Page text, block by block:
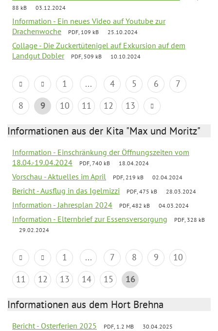
88 kB
03.12.2024
Information - Ein neues Video auf Youtube zur
Drachenwoche
PDF, 109 kB 25.10.2024
Collage - Die Zuckertütenigel auf Exkursion auf dem
Landgut Dobler
PDF, 509 kB 10.10.2024
1 ... 4 5 6
7
8
9 10 11 12 13
Informationen aus der Kita "Max und Moritz"
Information - Einschränkung der Öffnungszeiten vom
18.04.-19.04.2024
PDF, 740 kB 18.04.2024
Vorschau - Aktuelles im April PDF, 219 kB 02.04.2024
Bericht - Ausflug in das Igelmizzi PDF, 475 kB 28.03.2024
Information - Jahresplan 2024 PDF, 482 kB 04.03.2024
Information - Elternbrief zur Essensversorgung
PDF, 328 kB
29.02.2024
1 ... 7 8 9
10
11
12 13 14 15 16
Informationen aus dem Hort Brehna
Bericht - Osterferien 2025 PDF, 1.2 MB 30.04.2025